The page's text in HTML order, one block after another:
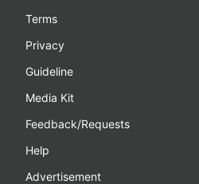
Terms
Privacy
Guideline
Media Kit
Feedback/Requests
Help
Advertisement